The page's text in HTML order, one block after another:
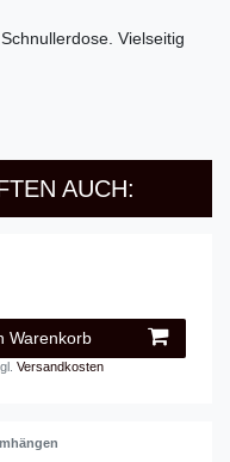
Vielseitig
AUCH:
Warenkorb
Versandkosten